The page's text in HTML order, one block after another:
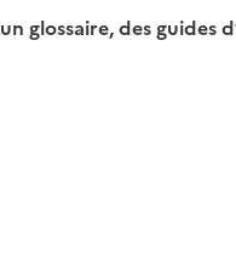
glossaire, des guides